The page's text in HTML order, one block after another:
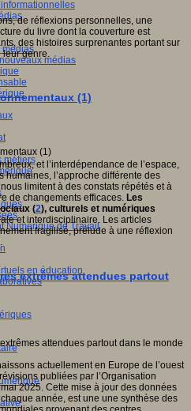
médias
médias
métiers
Numérique de Travail
en éducation
de réflexions personnelles, une
du livre dont la couverture est
des histoires surprenantes portant sur
leur genre.
(1)
et l’interdépendance de l’espace,
humaines, l’approche différente des
limitent à des constats répétés et à
de changements efficaces. Les
(2), culturels et numériques
et interdisciplinaire. Les articles
fragilisé, prélude à une réflexion
extrêmes attendues partout
actuellement en Europe de l’ouest
publiées par l’Organisation
2025. Cette mise à jour des données
année, est une une synthèse des